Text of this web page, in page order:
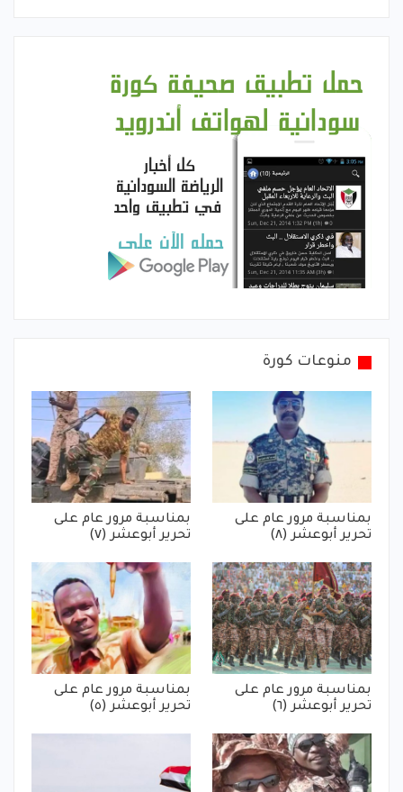
منوعات كورة
بمناسبة مرور عام على
تحرير أبوعشر (٨)
بمناسبة مرور عام على
تحرير أبوعشر (٧)
بمناسبة مرور عام على
تحرير أبوعشر (٦)
بمناسبة مرور عام على
تحرير أبوعشر (٥)